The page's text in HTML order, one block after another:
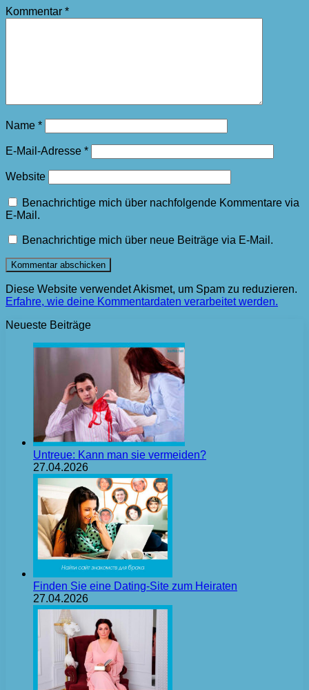
Kommentar *
Name *
E-Mail-Adresse *
Website
Benachrichtige mich über nachfolgende Kommentare via
E-Mail.
Benachrichtige mich über neue Beiträge via E-Mail.
Diese Website verwendet Akismet, um Spam zu reduzieren.
Erfahre, wie deine Kommentardaten verarbeitet werden.
Neueste Beiträge
Untreue: Kann man sie vermeiden?
27.04.2026
Finden Sie eine Dating-Site zum Heiraten
27.04.2026